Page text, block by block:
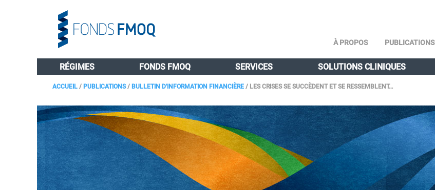
À PROPOS PUBLICATIONS
RÉGIMES FONDS FMOQ SERVICES SOLUTIONS CLINIQUES
ACCUEIL/PUBLICATIONS/BULLETIN D'INFORMATION FINANCIÈRE/ LES CRISES SE SUCCÈDENT ET SE RESSEMBLENT…